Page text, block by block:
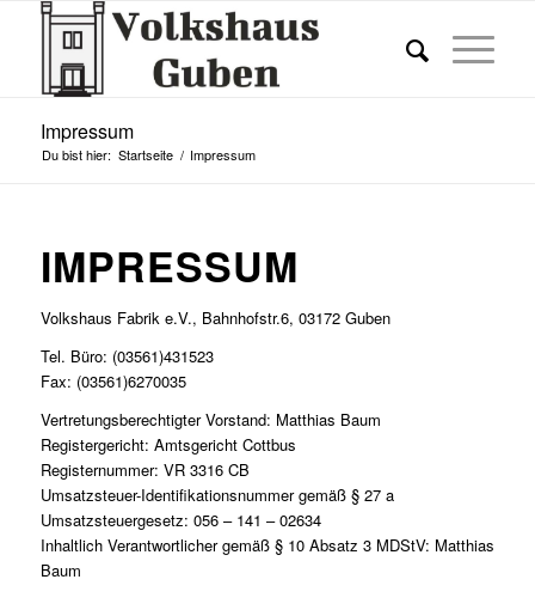
Impressum
Du bist hier: Startseite / Impressum
IMPRESSUM
Volkshaus Fabrik e.V., Bahnhofstr.6, 03172 Guben
Tel. Büro: (03561)431523
Fax: (03561)6270035
Vertretungsberechtigter Vorstand: Matthias Baum
Registergericht: Amtsgericht Cottbus
Registernummer: VR 3316 CB
Umsatzsteuer-Identifikationsnummer gemäß § 27 a
Umsatzsteuergesetz: 056 – 141 – 02634
Inhaltlich Verantwortlicher gemäß § 10 Absatz 3 MDStV: Matthias
Baum